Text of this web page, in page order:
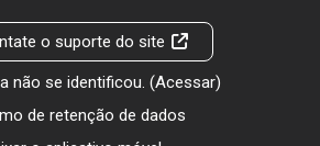
o suporte do site
não se identificou. (Acessar)
de retenção de dados